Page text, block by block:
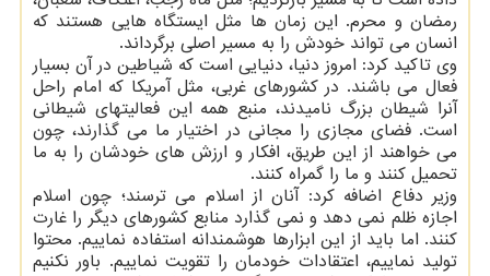
رمضان و محرم. این زمان ها مثل ایستگاه هایی هستند که
انسان می تواند خودش را به مسیر اصلی برگرداند.
وی تاکید کرد: امروز دنیا، دنیایی است که شیاطین در آن بسیار
فعال می باشند. در کشورهای غربی، مثل آمریکا که امام راحل
آنرا شیطان بزرگ نامیدند، منبع همه این فعالیتهای شیطانی
است. فضای مجازی را مجانی در اختیار ما می گذارند، چون
می خواهند از این طریق، افکار و ارزش های خودشان را به ما
تحمیل کنند و ما را گمراه کنند.
وزیر دفاع اضافه کرد: آنان از اسلام می ترسند؛ چون اسلام
اجازه ظلم نمی دهد و نمی گذارد منابع کشورهای دیگر را غارت
کنند. اما باید از این ابزارها هوشمندانه استفاده نماییم. محتوا
تولید نماییم، اعتقادات خودمان را تقویت نماییم. باور نکنیم